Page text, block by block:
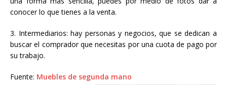
conocer lo que tienes a la venta.
3. Intermediarios: hay personas y negocios, que se dedican a
buscar el comprador que necesitas por una cuota de pago por
su trabajo.
Fuente: Muebles de segunda mano